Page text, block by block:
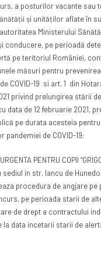
a posturilor vacante sau
și unităților aflate în
Ministerului
conducere, pe perioadă
pe teritoriul României,
măsuri pentru
COVID-19 si art. 1 din
privind prelungirea stării
data de 12 februarie 2021,
pe durata acesteia
de COVID-19:
PENTRU COPII
sediul in str. Iancu de
procedura de angjare pe
pe perioada starii de
de drept a contractului
la data incetarii starii de